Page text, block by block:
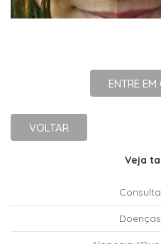
ENTRE
VOLTAR
Veja